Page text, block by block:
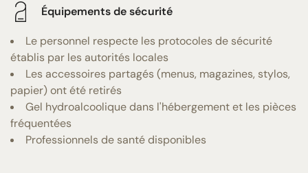
Équipements de sécurité
Le personnel respecte les protocoles de sécurité
établis par les autorités locales
Les accessoires partagés (menus, magazines, stylos,
papier) ont été retirés
Gel hydroalcoolique dans l'hébergement et les pièces
fréquentées
Professionnels de santé disponibles